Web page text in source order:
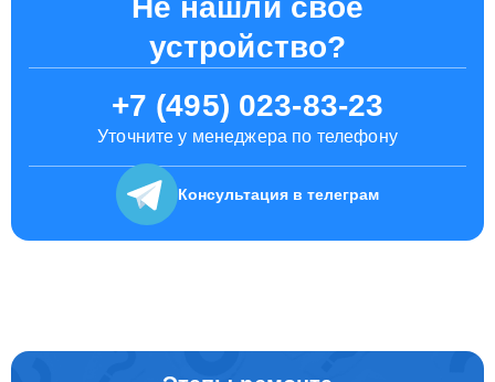
Не нашли свое
устройство?
+7 (495) 023-83-23
Уточните у менеджера по телефону
Консультация в телеграм